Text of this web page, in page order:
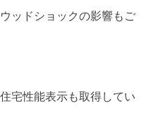
ッドショックの影響もご
宅性能表示も取得してい